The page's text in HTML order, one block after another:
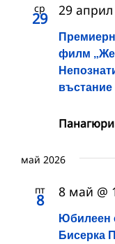
ср
29
филм
въстание
29
май 2026
пт
8
Юбилеен
Бисерка
8 май @